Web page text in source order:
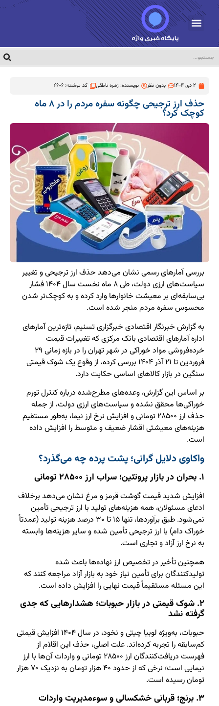
2 دی 1404 بدون نظر نویسنده:زهره ناطقی کد نوشته: 4606
حذف ارز ترجیحی چگونه سفره مردم را در ۸ ماه
کوچک کرد؟
بررسی آمارهای رسمی نشان می‌دهد حذف ارز ترجیحی و تغییر
سیاست‌های ارزی دولت، طی ۸ ماه نخست سال ۱۴۰۴ فشار
بی‌سابقه‌ای بر معیشت خانوارها وارد کرده و به کوچک‌تر شدن
محسوس سفره مردم منجر شده است.
به گزارش خبرنگار اقتصادی خبرگزاری تسنیم، تازه‌ترین آمارهای
اداره آمارهای اقتصادی بانک مرکزی که تغییرات قیمت
خرده‌فروشی مواد خوراکی در شهر تهران را در بازه زمانی ۲۹
فروردین تا ۲۱ آذر ۱۴۰۴ بررسی کرده، از وقوع یک شوک قیمتی
سنگین در بازار کالاهای اساسی حکایت دارد.
بر اساس این گزارش، وعده‌های مطرح‌شده درباره کنترل تورم
خوراکی‌ها محقق نشده و سیاست‌های ارزی دولت، از جمله
حذف ارز ۲۸۵۰۰ تومانی و افزایش نرخ ارز نیما، به‌طور مستقیم
هزینه‌های معیشتی اقشار ضعیف و متوسط را افزایش داده
است.
واکاوی دلایل گرانی؛ پشت پرده چه می‌گذرد؟
۱. بحران در بازار پروتئین؛ سراب ارز ۲۸۵۰۰ تومانی
افزایش شدید قیمت گوشت قرمز و مرغ نشان می‌دهد برخلاف
ادعای مسئولان، همه هزینه‌های تولید با ارز ترجیحی تأمین
نمی‌شود. طبق برآوردها، تنها ۱۵ تا ۳۰ درصد هزینه تولید (عمدتاً
خوراک دام) با ارز ترجیحی تأمین شده و سایر هزینه‌ها وابسته
به نرخ ارز آزاد و تجاری است.
همچنین تأخیر در تخصیص ارز نهاده‌ها باعث شده
تولیدکنندگان برای تأمین نیاز خود به بازار آزاد مراجعه کنند که
این مسئله مستقیماً قیمت نهایی را افزایش داده است.
۲. شوک قیمتی در بازار حبوبات؛ هشدارهایی که جدی
گرفته نشد
حبوبات، به‌ویژه لوبیا چیتی و نخود، در سال ۱۴۰۴ افزایش قیمتی
کم‌سابقه را تجربه کرده‌اند. علت اصلی، حذف این اقلام از
فهرست دریافت‌کنندگان ارز ۲۸۵۰۰ تومانی و واردات آن‌ها با ارز
نیمایی است؛ نرخی که از حدود ۴۰ هزار تومان به نزدیک ۷۰ هزار
تومان رسیده است.
۳. برنج؛ قربانی خشکسالی و سوءمدیریت واردات